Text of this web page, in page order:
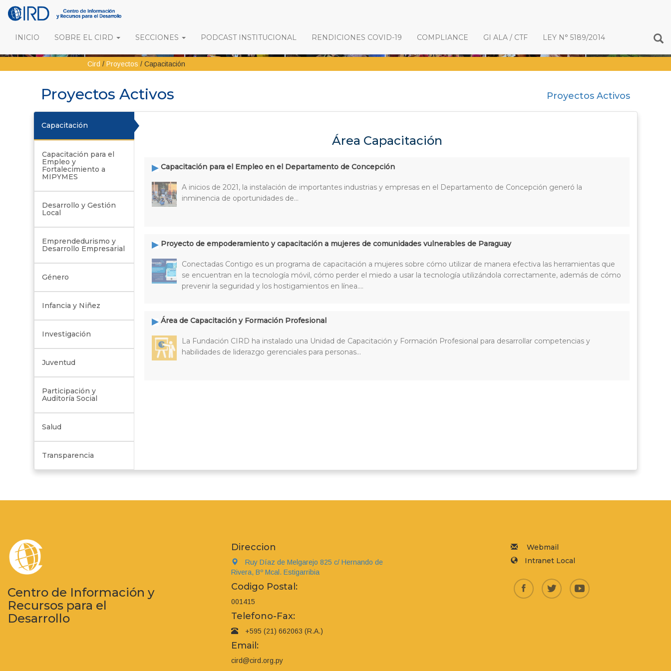
INICIO SOBRE EL CIRD SECCIONES PODCAST INSTITUCIONAL RENDICIONES COVID-19 COMPLIANCE GI ALA / CTF LEY N° 5189/2014
Cird / Proyectos / Capacitación
Proyectos Activos Proyectos Activos
Capacitación
Capacitación para el
Empleo y
Fortalecimiento a
MIPYMES
Desarrollo y Gestión
Local
Emprendedurismo y
Desarrollo Empresarial
Género
Infancia y Niñez
Investigación
Juventud
Participación y
Auditoría Social
Salud
Transparencia
Área Capacitación
Capacitación para el Empleo en el Departamento de Concepción
A inicios de 2021, la instalación de importantes industrias y empresas en el Departamento de Concepción generó la
inminencia de oportunidades de...
Proyecto de empoderamiento y capacitación a mujeres de comunidades vulnerables de Paraguay
Conectadas Contigo es un programa de capacitación a mujeres sobre cómo utilizar de manera efectiva las herramientas que
se encuentran en la tecnología móvil, cómo perder el miedo a usar la tecnología utilizándola correctamente, además de cómo
prevenir la seguridad y los hostigamientos en línea....
Área de Capacitación y Formación Profesional
La Fundación CIRD ha instalado una Unidad de Capacitación y Formación Profesional para desarrollar competencias y
habilidades de liderazgo gerenciales para personas...
Centro de Información y
Recursos para el
Desarrollo
Direccion
Ruy Díaz de Melgarejo 825 c/ Hernando de
Rivera, Bº Mcal. Estigarribia
Codigo Postal:
001415
Telefono-Fax:
+595 (21) 662063 (R.A.)
Email:
cird@cird.org.py
Webmail
Intranet Local